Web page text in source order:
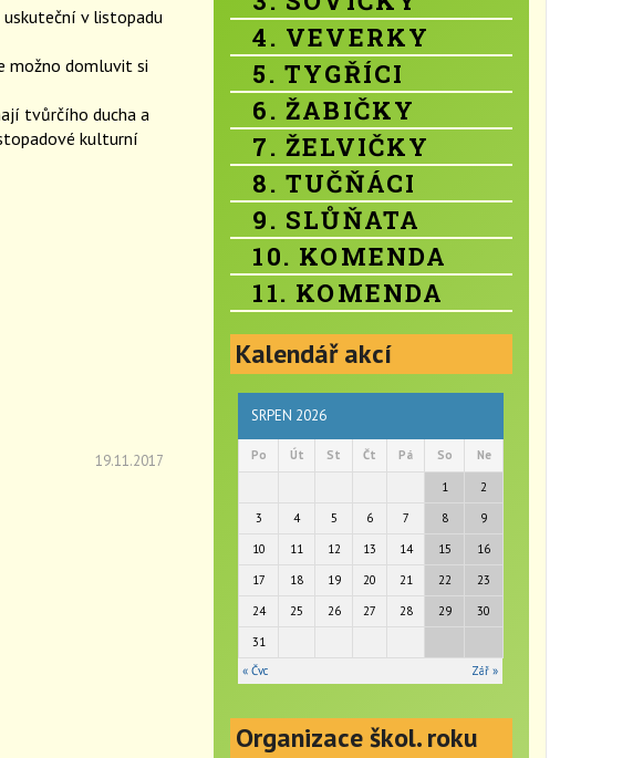
uskuteční v listopadu
možno domluvit si
tvůrčího ducha a
kulturní
19.11.2017
4. VEVERKY
5. TYGŘÍCI
6. ŽABIČKY
7. ŽELVIČKY
8. TUČŇÁCI
9. SLŮŇATA
10. KOMENDA
11. KOMENDA
Kalendář akcí
SRPEN 2026
Po Út St Čt Pá So Ne
1
2
3
4 5 6 7 8
9
10
11 12 13 14 15
16
17
18 19 20 21 22
23
24
25 26 27 28 29
30
31
« Čvc
Zář »
Organizace škol. roku